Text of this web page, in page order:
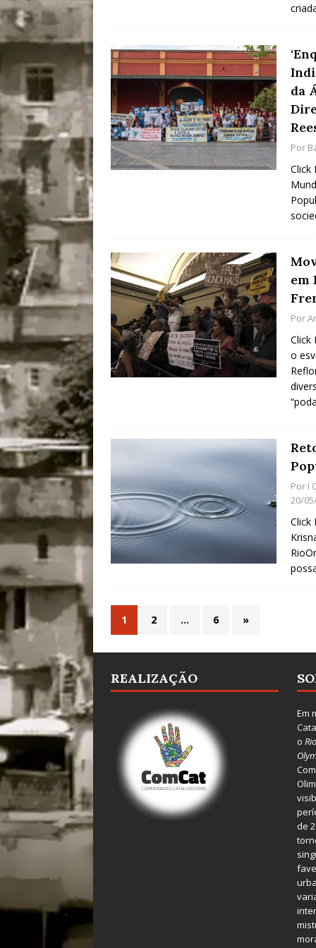
da
Por
Click
em
Por
Click
o
Por I
20/
Click
1 2 … 6 »
REALIZAÇÃO
Em
o
de